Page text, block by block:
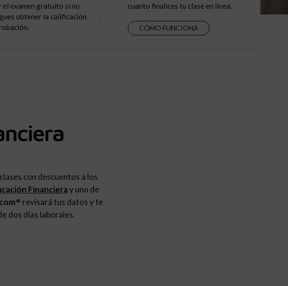
el examen gratuito si no
obtener la calificación
cuanto finalices tu clase en línea.
CÓMO FUNCIONA
con descuentos a los
Financieray uno de
® revisará tus datos y te
dos días laborales.